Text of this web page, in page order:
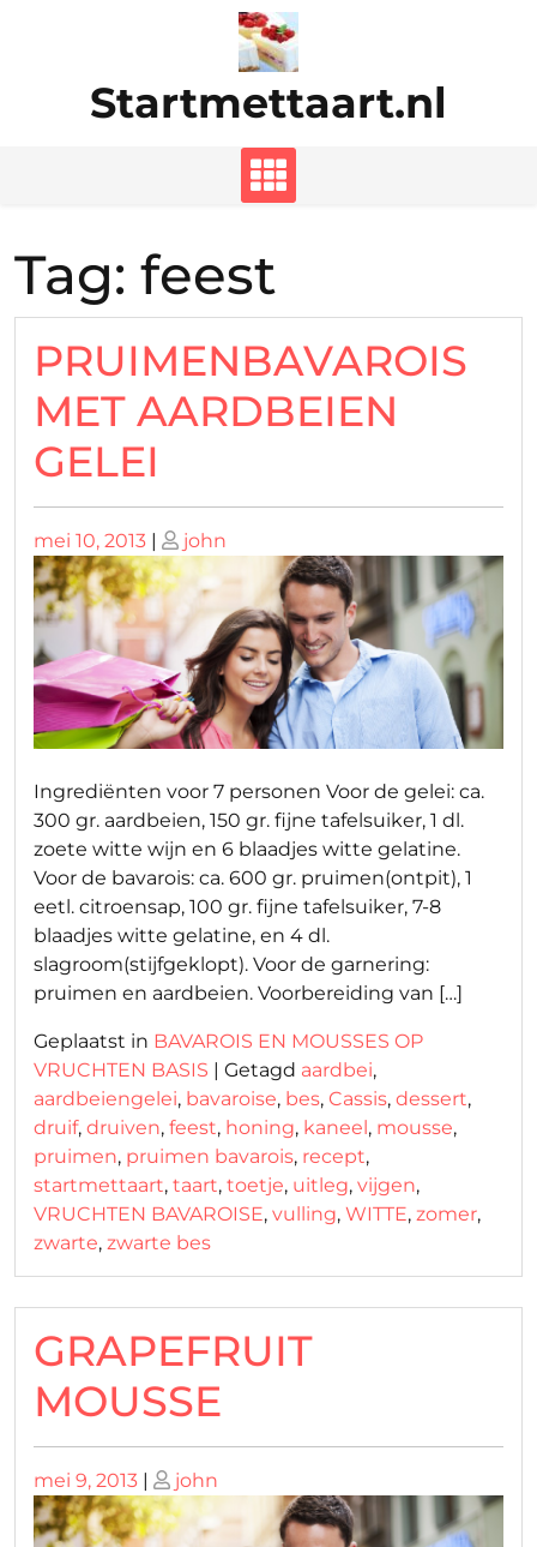
Startmettaart.nl
Tag: feest
PRUIMENBAVAROIS
MET AARDBEIEN
GELEI
Geplaatst
op
mei 10, 2013 | Geplaatst
op
john
Ingrediënten voor 7 personen Voor de gelei: ca.
300 gr. aardbeien, 150 gr. fijne tafelsuiker, 1 dl.
zoete witte wijn en 6 blaadjes witte gelatine.
Voor de bavarois: ca. 600 gr. pruimen(ontpit), 1
eetl. citroensap, 100 gr. fijne tafelsuiker, 7-8
blaadjes witte gelatine, en 4 dl.
slagroom(stijfgeklopt). Voor de garnering:
pruimen en aardbeien. Voorbereiding van […]
Geplaatst in BAVAROIS EN MOUSSES OP
VRUCHTEN BASIS | Getagd aardbei,
aardbeiengelei, bavaroise, bes, Cassis, dessert,
druif, druiven, feest, honing, kaneel , mousse,
pruimen, pruimen bavarois, recept,
startmettaart, taart, toetje, uitleg, vijgen,
VRUCHTEN BAVAROISE, vulling, WITTE, zomer,
zwarte, zwarte bes
GRAPEFRUIT
MOUSSE
Geplaatst
op
mei 9, 2013 | Geplaatst
op
john